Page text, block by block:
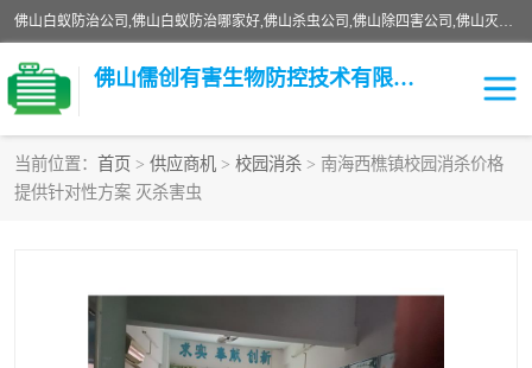
佛山白蚁防治公司,佛山白蚁防治哪家好,佛山杀虫公司,佛山除四害公司,佛山灭白蚁公司,佛山白蚁防治佛山儒创有害生物防治有限公司是一家佛山杀虫公司、佛山除四害公司、佛山灭白蚁公司、佛山白蚁防治公司，让您远离虫害困扰。要问佛山白蚁防治哪家好？佛山儒创有害生物防治有限公司全佛山、广州，正规公司，上门勘查，可靠，售后有保障。
佛山儒创有害生物防控技术有限公司
当前位置： 首页 > 供应商机 > 校园消杀 > 南海西樵镇校园消杀价格
提供针对性方案 灭杀害虫
白蚁消杀
除四害